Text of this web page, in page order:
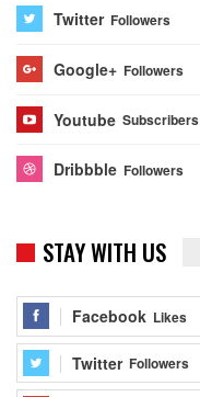
Twitter Followers
Google+ Followers
Youtube Subscribers
Dribbble Followers
STAY WITH US
Facebook Likes
Twitter Followers